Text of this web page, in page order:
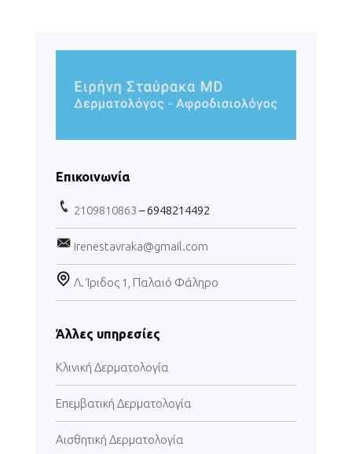
Επικοινωνία
2109810863 – 6948214492
irenestavraka@gmail.com
Λ. Ίριδος 1, Παλαιό Φάληρο
Άλλες υπηρεσίες
Κλινική Δερματολογία
Επεμβατική Δερματολογία
Αισθητική Δερματολογία